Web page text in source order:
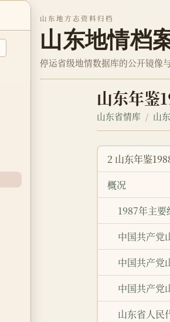
山东地方志资料归档
山东地情档
停运省级地情数据库的公开镜像
山东年鉴
山东省情库 山
2 山东年鉴
概况
1987年主
中国共产党
中国共产党
中国共产党
山东省人民